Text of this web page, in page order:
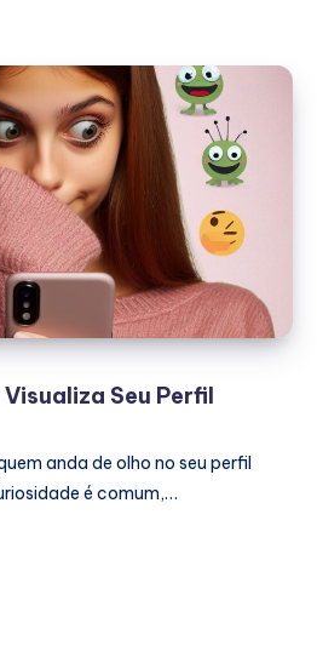
Seu Perfil
anda de olho no seu perfil
é comum,…